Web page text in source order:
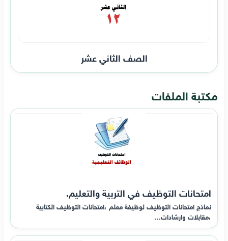
الصف الثاني عشر
مكتبة الملفات
امتحانات التوظيف في التربية والتعليم.
نماذج امتحانات التوظيف لوظيفة معلم ،امتحانات التوظيف الكتابية
،مقابلات وارشادات…